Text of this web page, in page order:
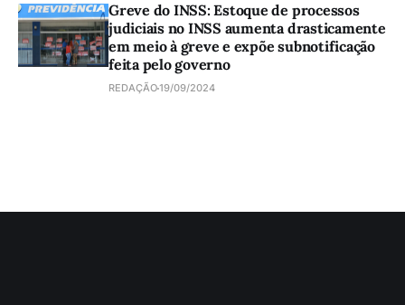
Greve do INSS: Estoque de processos
judiciais no INSS aumenta drasticamente
em meio à greve e expõe subnotificação
feita pelo governo
REDAÇÃO19/09/2024